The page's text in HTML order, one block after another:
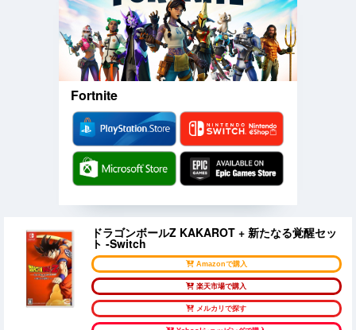
Fortnite
ドラゴンボールZ KAKAROT + 新たなる覚醒セッ
ト -Switch
Amazonで購入
楽天市場で購入
メルカリで探す